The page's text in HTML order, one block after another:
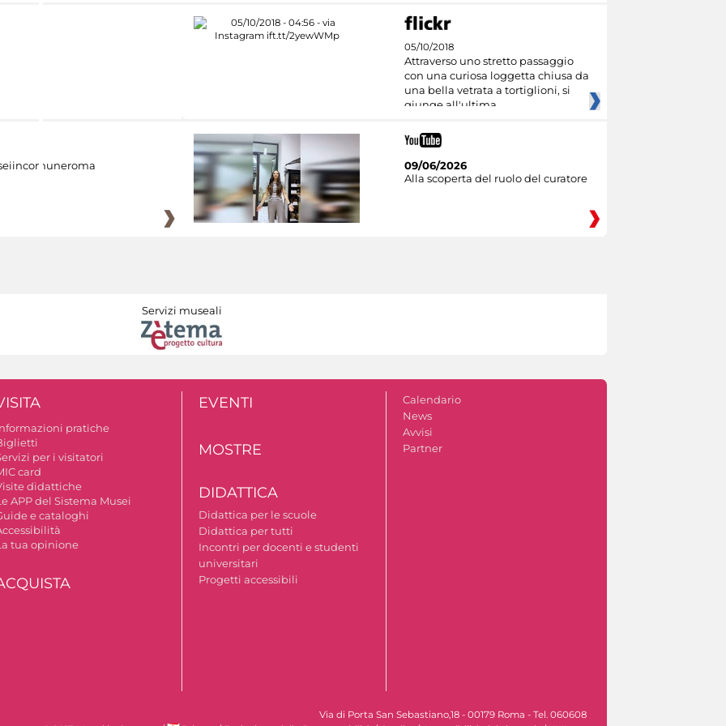
05/10/2018
Attraverso uno stretto passaggio
con una curiosa loggetta chiusa da
una bella vetrata a tortiglioni, si
giunge all'ultima
09/06/2026
Alla scoperta del ruolo del curatore
Servizi museali
pratiche
per i visitatori
card
didattiche
APP del Sistema Musei
e cataloghi
tua opinione
EVENTI
MOSTRE
DIDATTICA
Didattica per le scuole
Didattica per tutti
Incontri per docenti e studenti
universitari
Progetti accessibili
Calendario
News
Avvisi
Partner
Via di Porta San Sebastiano,18 - 00179 Roma - Tel. 060608